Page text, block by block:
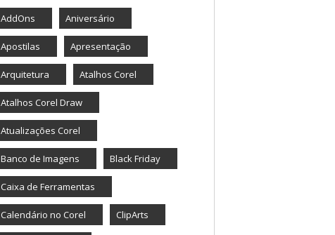
AddOns Aniversário
Apostilas Apresentação
Arquitetura Atalhos Corel
Atalhos Corel Draw
Atualizações Corel
Banco de Imagens Black Friday
Caixa de Ferramentas
Calendário no Corel ClipArts